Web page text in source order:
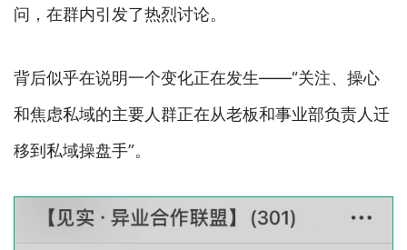
问，在群内引发了热烈讨论。
背后似乎在说明一个变化正在发生——“关注、操心
和焦虑私域的主要人群正在从老板和事业部负责人迁
移到私域操盘手”。